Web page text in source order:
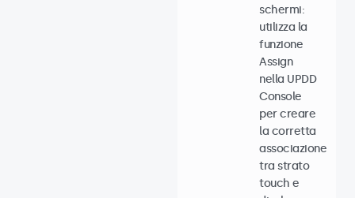
schermi:
utilizza la
funzione
Assign
nella UPDD
Console
per creare
la corretta
associazione
tra strato
touch e